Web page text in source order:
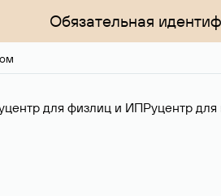
Обязательная
для физлиц и ИПРуцентр